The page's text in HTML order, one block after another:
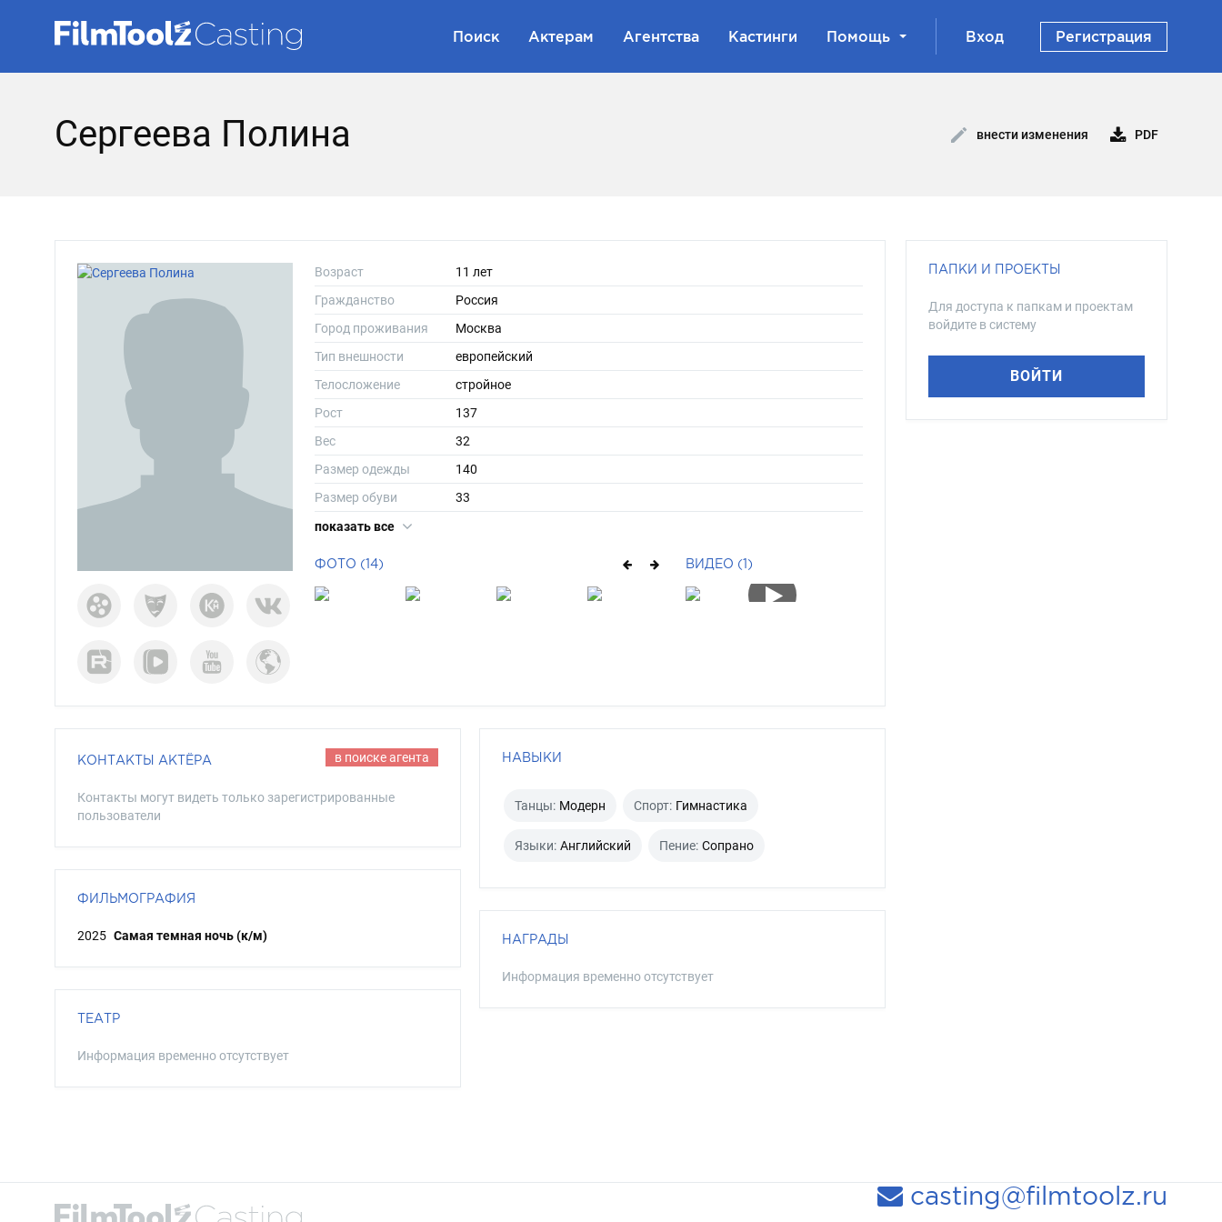
Поиск Актерам Агентства Кастинги Помощь Вход Регистрация
Сергеева Полина внести изменения PDF
Возраст
11 лет
Гражданство
Россия
Город проживания
Москва
Тип внешности
европейский
Телосложение
стройное
Рост
137
Вес
32
Размер одежды
140
Размер обуви
33
Длина волос
показать все
ФОТО (14) ВИДЕО (1)
КОНТАКТЫ АКТЁРА в поиске агента
Контакты могут видеть только зарегистрированные
пользователи
ФИЛЬМОГРАФИЯ
2025 Самая темная ночь (к/м)
ТЕАТР
Информация временно отсутствует
НАВЫКИ
Танцы: Модерн Спорт: Гимнастика
Языки: Английский Пение: Сопрано
НАГРАДЫ
Информация временно отсутствует
ПАПКИ И ПРОЕКТЫ
Для доступа к папкам и проектам
войдите в систему
ВОЙТИ
casting@filmtoolz.ru